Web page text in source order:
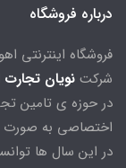
درباره فروشگاه
فروشگاه اینترنتی
شرکت نویان تجارت
در حوزه ی تامین
اختصاصی به
در این سال ها